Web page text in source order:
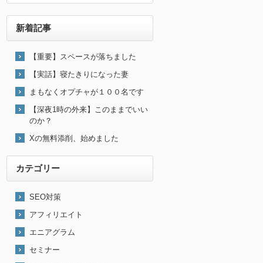
新着記事
【重要】スペースが落ちました
【実話】寝たきりになった妻
まもなくオプチャが１００名です
【深夜1時の外来】このままでいい
のか？
Xの無料添削、始めました
カテゴリー
SEO対策
アフィリエイト
エニアグラム
セミナー